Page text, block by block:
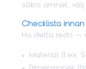
säkra ämnet,
Checklista
Ha detta redo —
Material (t.ex.